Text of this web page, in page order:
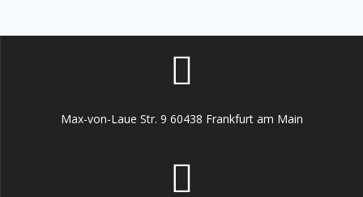
Max-von-Laue Str. 9 60438 Frankfurt am Main